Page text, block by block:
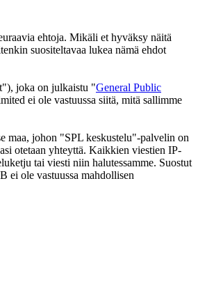
ehtoja. Mikäli et hyväksy näitä
suositeltavaa lukea nämä ehdot
joka on julkaistu "General Public
ei ole vastuussa siitä, mitä sallimme
maa, johon "SPL keskustelu"-palvelin on
otetaan yhteyttä. Kaikkien viestien IP-
tai viesti niin halutessamme. Suostut
ei ole vastuussa mahdollisen